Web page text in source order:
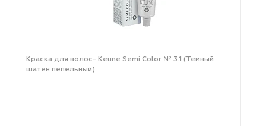
Краска для волос- Keune Semi Color № 3.1 (Темный
шатен пепельный)